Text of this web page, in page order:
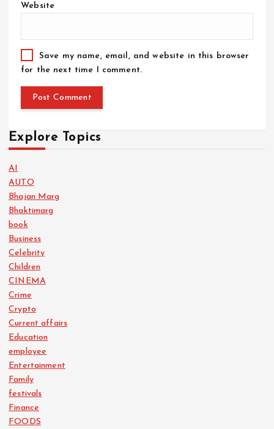
Website
Save my name, email, and website in this browser
for the next time I comment.
Explore Topics
AI
AUTO
Bhajan Marg
Bhaktimarg
book
Business
Celebrity
Children
CINEMA
Crime
Crypto
Current affairs
Education
employee
Entertainment
Family
festivals
Finance
FOODS